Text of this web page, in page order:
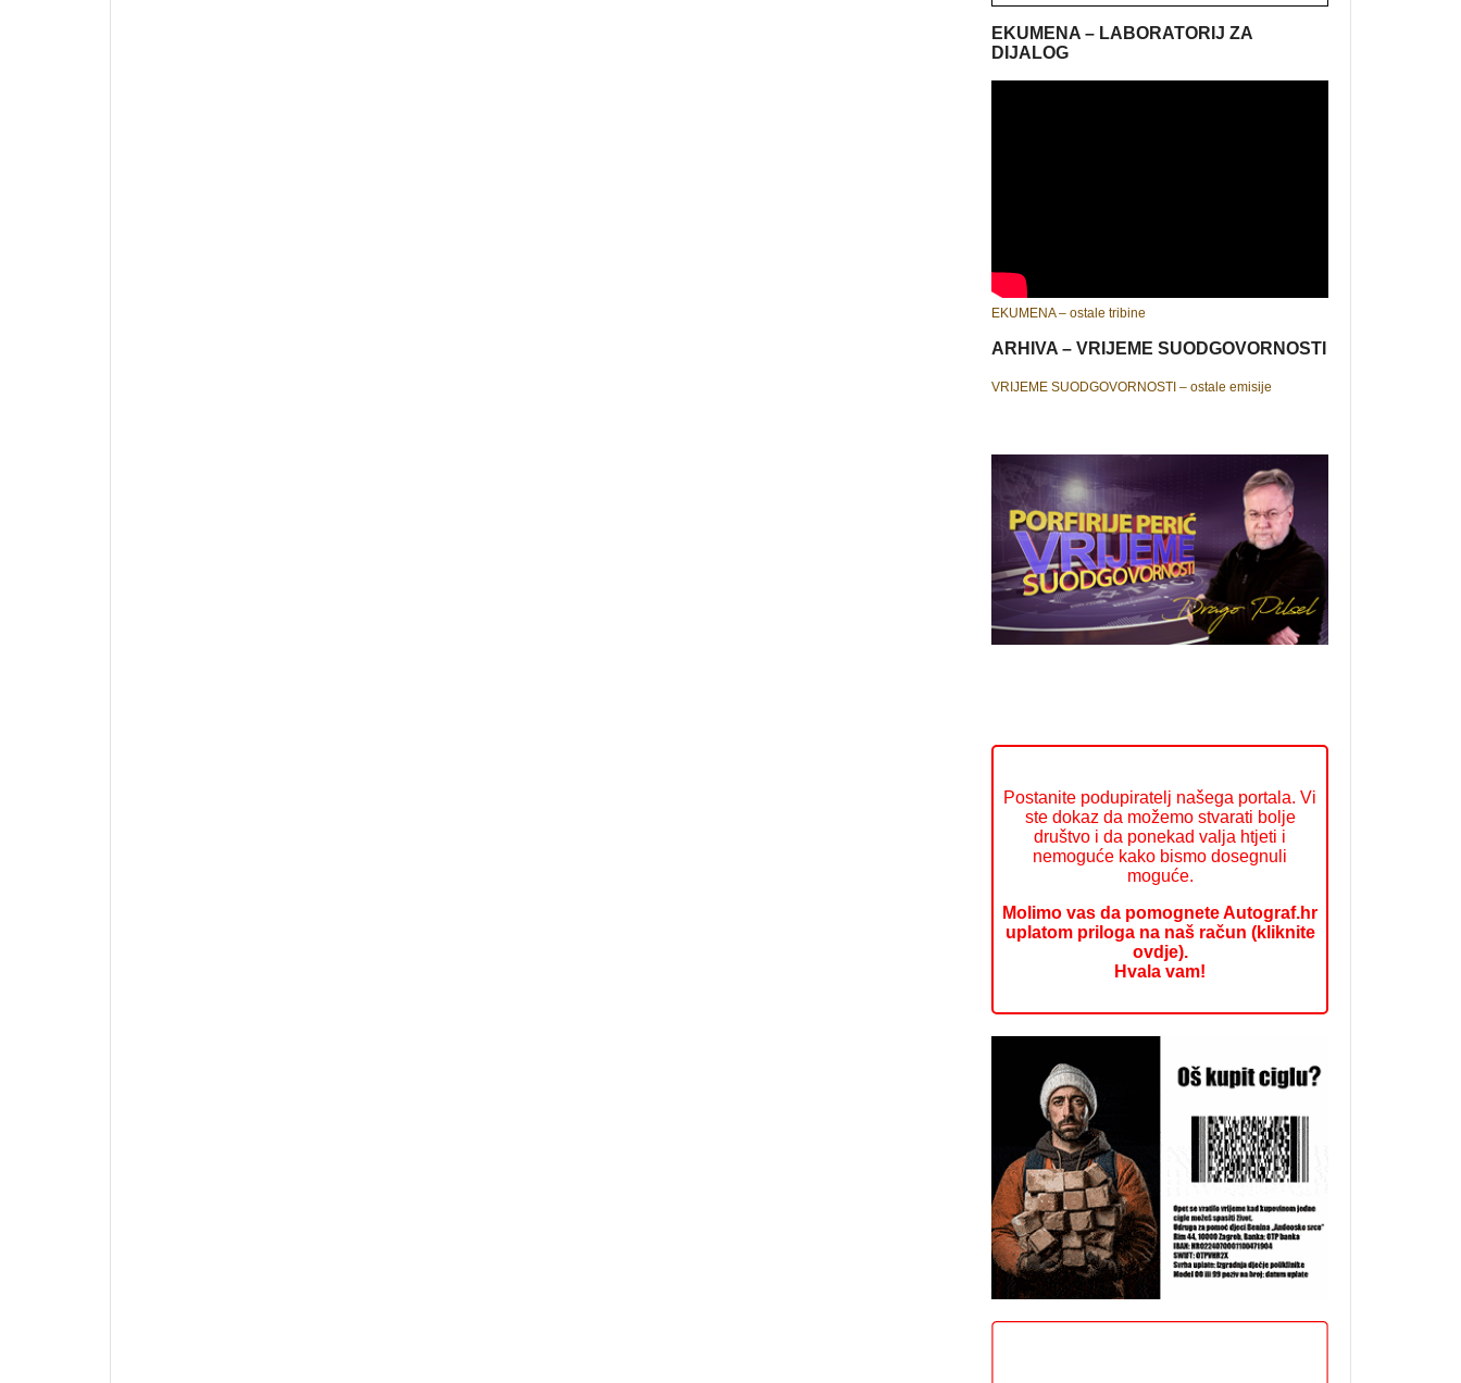
EKUMENA – LABORATORIJ ZA
DIJALOG
EKUMENA – ostale tribine
ARHIVA – VRIJEME SUODGOVORNOSTI
VRIJEME SUODGOVORNOSTI – ostale emisije
Postanite podupiratelj našega portala. Vi
ste dokaz da možemo stvarati bolje
društvo i da ponekad valja htjeti i
nemoguće kako bismo dosegnuli
moguće.
Molimo vas da pomognete Autograf.hr
uplatom priloga na naš račun (kliknite
ovdje).
Hvala vam!